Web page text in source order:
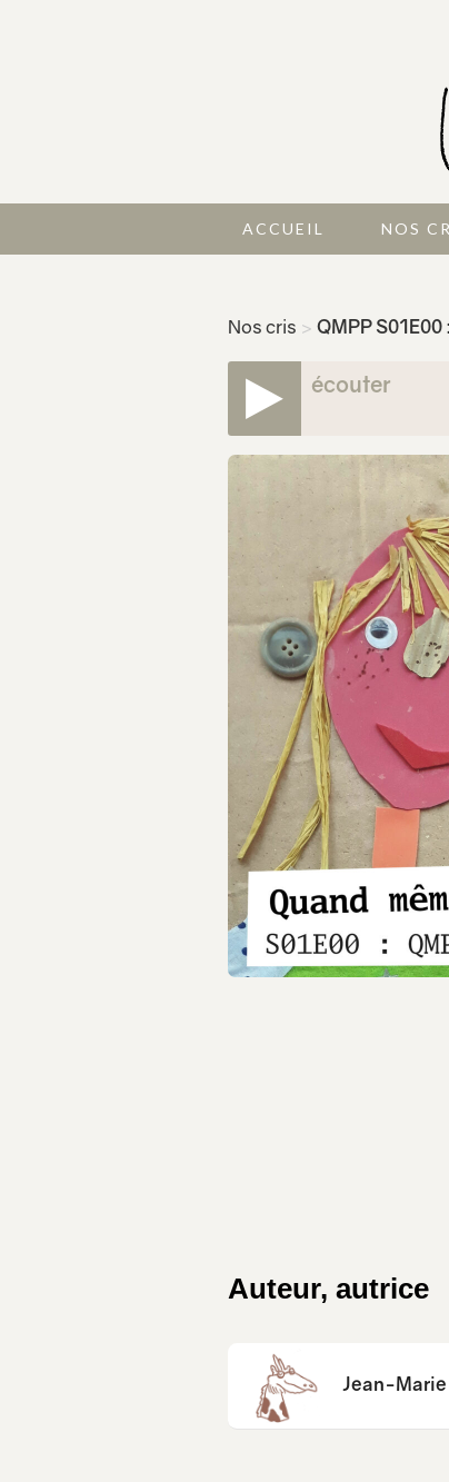
ACCUEIL NOS
Nos cris > QMPP
écouter
Auteur, autrice
Jean-Marie